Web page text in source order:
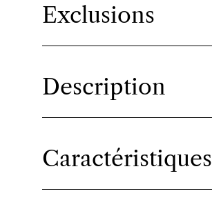
Exclusions
Description
Caractéristiques